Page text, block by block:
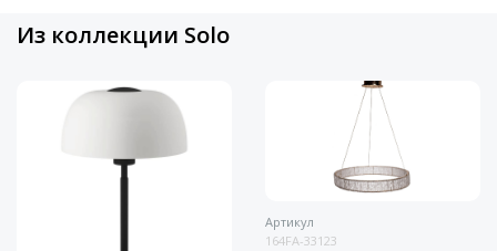
Из коллекции Solo
Артикул
164FA-33123